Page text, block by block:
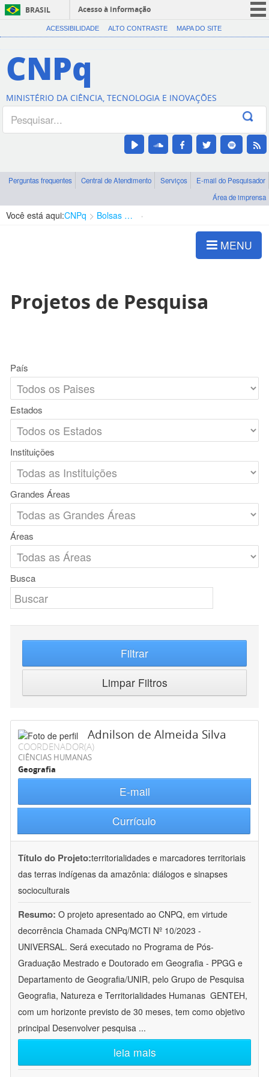
BRASIL
Acesso à informação
CORONAVÍRUS (COVID-19)
Canais
ACESSIBILIDADE ALTO CONTRASTE MAPA DO SITE
CNPq
MINISTÉRIO DA CIÊNCIA, TECNOLOGIA E INOVAÇÕES
Perguntas frequentes Central de Atendimento Serviços
E-mail do Pesquisador
Área de imprensa
Você está aqui:CNPq Bolsas e Auxílios Vigentes
MENU
Projetos de Pesquisa
País
Estados
Instituições
Grandes Áreas
Áreas
Busca
Filtrar
Limpar Filtros
Adnilson de Almeida Silva
COORDENADOR(A)
CIÊNCIAS HUMANAS
Geografia
E-mail
Currículo
Título do Projeto:territorialidades e marcadores territoriais
das terras indígenas da amazônia: diálogos e sinapses
socioculturais
Resumo: O projeto apresentado ao CNPQ, em virtude
decorrência Chamada CNPq/MCTI Nº 10/2023 -
UNIVERSAL. Será executado no Programa de Pós-
Graduação Mestrado e Doutorado em Geografia - PPGG e
Departamento de Geografia/UNIR, pelo Grupo de Pesquisa
Geografia, Natureza e Territorialidades Humanas  GENTEH,
com um horizonte previsto de 30 meses, tem como objetivo
principal Desenvolver pesquisa ...
leia mais